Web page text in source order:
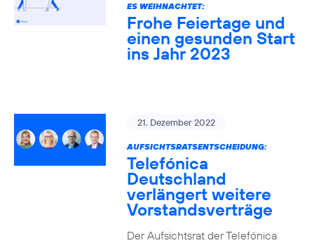
ES WEIHNACHTET:
Frohe Feiertage und
einen gesunden Start
ins Jahr 2023
21. Dezember 2022
AUFSICHTSRATSENTSCHEIDUNG:
Telefónica
Deutschland
verlängert weitere
Vorstandsverträge
Der Aufsichtsrat der Telefónica